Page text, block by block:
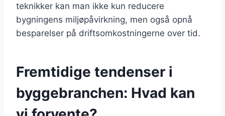
teknikker kan man ikke kun reducere
bygningens miljøpåvirkning, men også opnå
besparelser på driftsomkostningerne over tid.
Fremtidige tendenser i
byggebranchen: Hvad kan